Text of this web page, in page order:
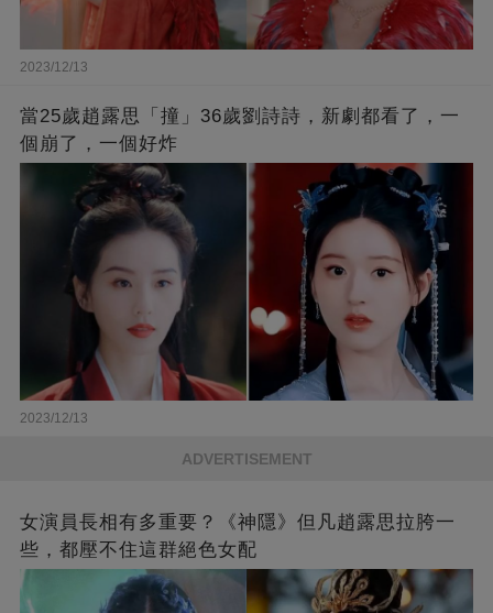
2023/12/13
當25歲趙露思「撞」36歲劉詩詩，新劇都看了，一
個崩了，一個好炸
2023/12/13
ADVERTISEMENT
女演員長相有多重要？《神隱》但凡趙露思拉胯一
些，都壓不住這群絕色女配